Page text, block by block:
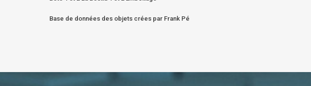
Base de données des objets crées par Frank Pé